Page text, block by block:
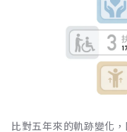
比對五年來的軌跡變化